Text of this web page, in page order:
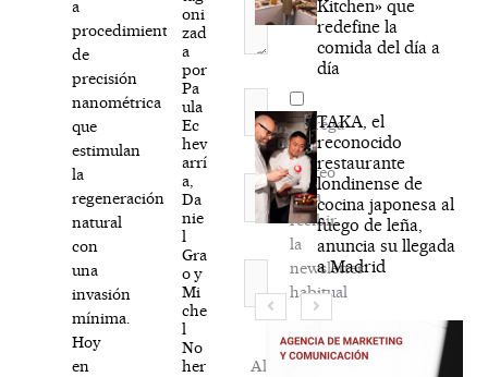
a
procedimientos
de
precisión
nanométrica
que
estimulan
la
regeneración
natural
con
una
invasión
mínima.
Hoy
en
oni
zad
a
por
Pa
ula
Ec
hev
arrí
a,
Da
nie
l
Gra
o y
Mi
che
l
No
her
Nombre*
Correo
electrónico*
Agréga
mi
correo
para
recibir
la
newsletter
habitual
Al
Kitchen» que
redefine la
comida del día a
día
TAKA, el
reconocido
restaurante
londinense de
cocina japonesa al
fuego de leña,
anuncia su llegada
a Madrid